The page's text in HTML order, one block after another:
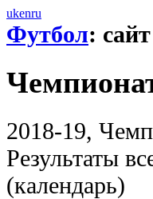
ukenru
Футбол:
2018-19,
Результаты
(календарь)